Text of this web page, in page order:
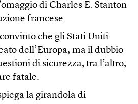
di Charles E. Stanton
francese.
che gli Stati Uniti
dell’Europa, ma il dubbio
di sicurezza, tra l’altro,
fatale.
la girandola di